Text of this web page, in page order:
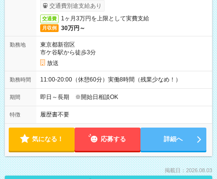
取りサービス利用可（利用条件有）
交通費別途支給あり
交通費 1ヶ月3万円を上限として実費支給
月収例 30万円～
勤務地
東京都新宿区
市ケ谷駅から徒歩3分
放送
勤務時間 11:00-20:00（休憩60分）実働8時間（残業少なめ！）
期間 即日～長期 ※開始日相談OK
特徴 履歴書不要
気になる！ 応募する 詳細へ
掲載日：2026.08.03